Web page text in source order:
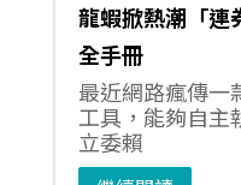
龍蝦掀熱潮「連
全手冊
最近網路瘋傳一
工具，能夠自主
立委賴